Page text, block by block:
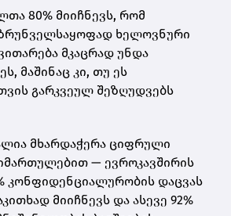
80% მიიჩნევს, რომ
ხელოვნური
მკაცრად უნდა
მაშინაც კი, თუ ეს
გარკვეულ შეზღუდვებს
მხარდაჭერა ციფრული
— ევროკავშირის
კონფიდენციალურობის დაცვას
მიიჩნევს და ასევე 92%